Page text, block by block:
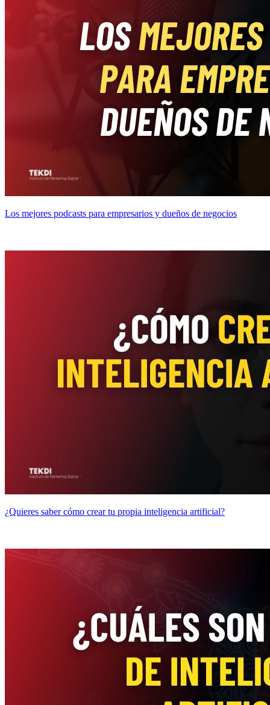
Los mejores podcasts para empresarios y dueños de negocios
¿Quieres saber cómo crear tu propia inteligencia artificial?